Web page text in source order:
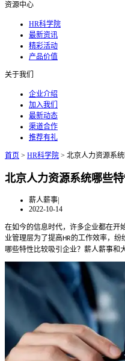
资源中心
HR科学院
最新资讯
精彩活动
产品价值
关于我们
企业介绍
加入我们
最新动态
渠道合作
推荐有礼
首页 > HR科学院 > 北京人力资源系
北京人力资源系统哪些特
薪人薪事|
2022-10-14
在如今的信息时代，许多企业都在开
业管理层为了提高HR的工作效率，纷
哪些特性比较吸引企业？薪人薪事和